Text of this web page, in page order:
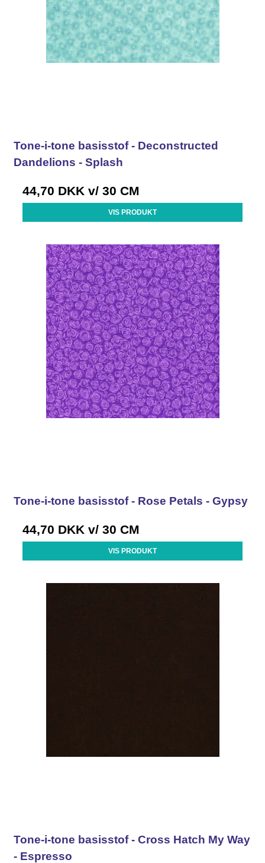
Tone-i-tone basisstof - Deconstructed
Dandelions - Splash
44,70 DKK v/ 30 CM
VIS PRODUKT
Tone-i-tone basisstof - Rose Petals - Gypsy
44,70 DKK v/ 30 CM
VIS PRODUKT
Tone-i-tone basisstof - Cross Hatch My Way
- Espresso